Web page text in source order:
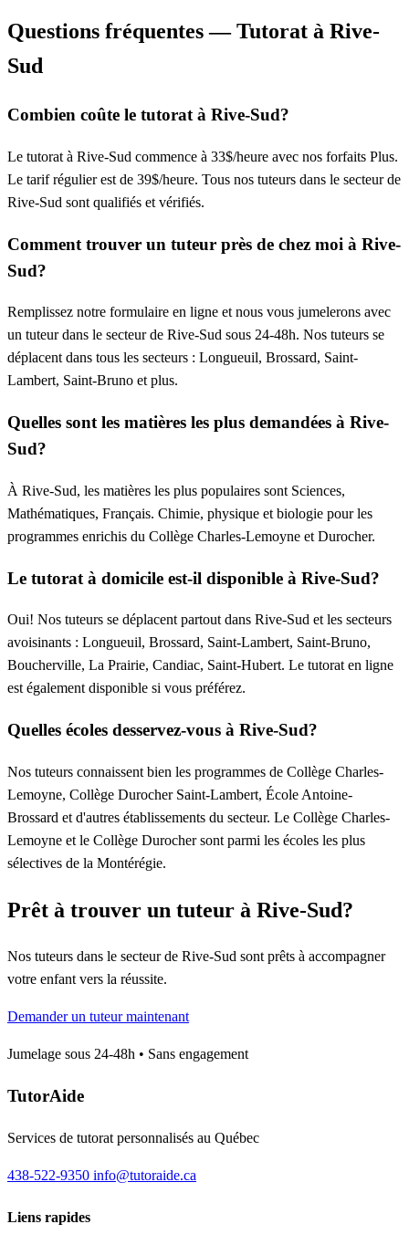
Questions fréquentes — Tutorat à Rive-
Sud
Combien coûte le tutorat à Rive-Sud?
Le tutorat à Rive-Sud commence à 33$/heure avec nos forfaits Plus.
Le tarif régulier est de 39$/heure. Tous nos tuteurs dans le secteur de
Rive-Sud sont qualifiés et vérifiés.
Comment trouver un tuteur près de chez moi à Rive-
Sud?
Remplissez notre formulaire en ligne et nous vous jumelerons avec
un tuteur dans le secteur de Rive-Sud sous 24-48h. Nos tuteurs se
déplacent dans tous les secteurs : Longueuil, Brossard, Saint-
Lambert, Saint-Bruno et plus.
Quelles sont les matières les plus demandées à Rive-
Sud?
À Rive-Sud, les matières les plus populaires sont Sciences,
Mathématiques, Français. Chimie, physique et biologie pour les
programmes enrichis du Collège Charles-Lemoyne et Durocher.
Le tutorat à domicile est-il disponible à Rive-Sud?
Oui! Nos tuteurs se déplacent partout dans Rive-Sud et les secteurs
avoisinants : Longueuil, Brossard, Saint-Lambert, Saint-Bruno,
Boucherville, La Prairie, Candiac, Saint-Hubert. Le tutorat en ligne
est également disponible si vous préférez.
Quelles écoles desservez-vous à Rive-Sud?
Nos tuteurs connaissent bien les programmes de Collège Charles-
Lemoyne, Collège Durocher Saint-Lambert, École Antoine-
Brossard et d'autres établissements du secteur. Le Collège Charles-
Lemoyne et le Collège Durocher sont parmi les écoles les plus
sélectives de la Montérégie.
Prêt à trouver un tuteur à Rive-Sud?
Nos tuteurs dans le secteur de Rive-Sud sont prêts à accompagner
votre enfant vers la réussite.
Demander un tuteur maintenant
Jumelage sous 24-48h • Sans engagement
TutorAide
Services de tutorat personnalisés au Québec
438-522-9350 info@tutoraide.ca
Liens rapides